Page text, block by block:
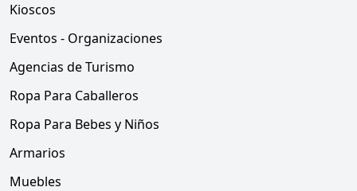
Kioscos
Eventos - Organizaciones
Agencias de Turismo
Ropa Para Caballeros
Ropa Para Bebes y Niños
Armarios
Muebles